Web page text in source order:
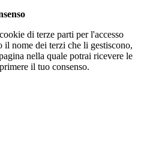
di terze parti per l'accesso
nome dei terzi che li gestiscono,
nella quale potrai ricevere le
il tuo consenso.